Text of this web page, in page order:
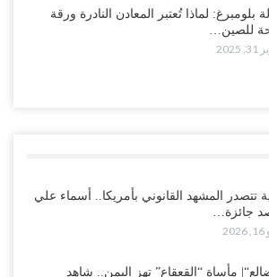
بلومبرغ: لماذا تُعتبر المعادن النادرة ورقة
للصين…
تتصدر المشهد القانوني بأمريكا.. أسماء علي
جائزة…
مأساة “القعقاع” تهز اليمن.. شاهد